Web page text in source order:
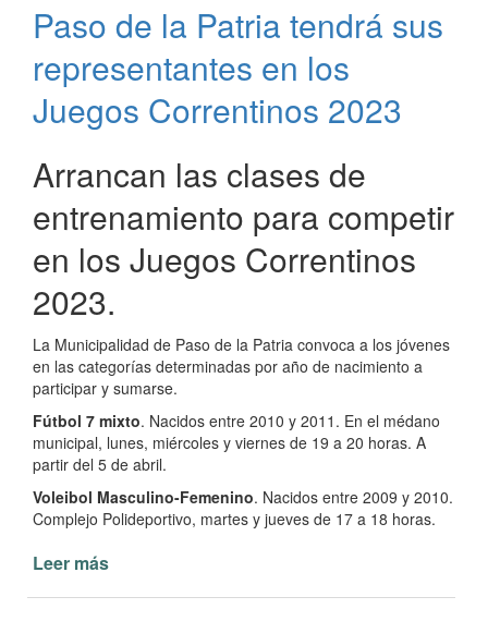
básquetbol
para
chicos
Paso
la
Patria
Paso de la Patria tendrá sus
representantes en los
Juegos Correntinos 2023
Arrancan las clases de
entrenamiento para competir
en los Juegos Correntinos
2023.
La Municipalidad de Paso de la Patria convoca a los jóvenes
en las categorías determinadas por año de nacimiento a
participar y sumarse.
Fútbol 7 mixto. Nacidos entre 2010 y 2011. En el médano
municipal, lunes, miércoles y viernes de 19 a 20 horas. A
partir del 5 de abril.
Voleibol Masculino-Femenino. Nacidos entre 2009 y 2010.
Complejo Polideportivo, martes y jueves de 17 a 18 horas.
Leer más